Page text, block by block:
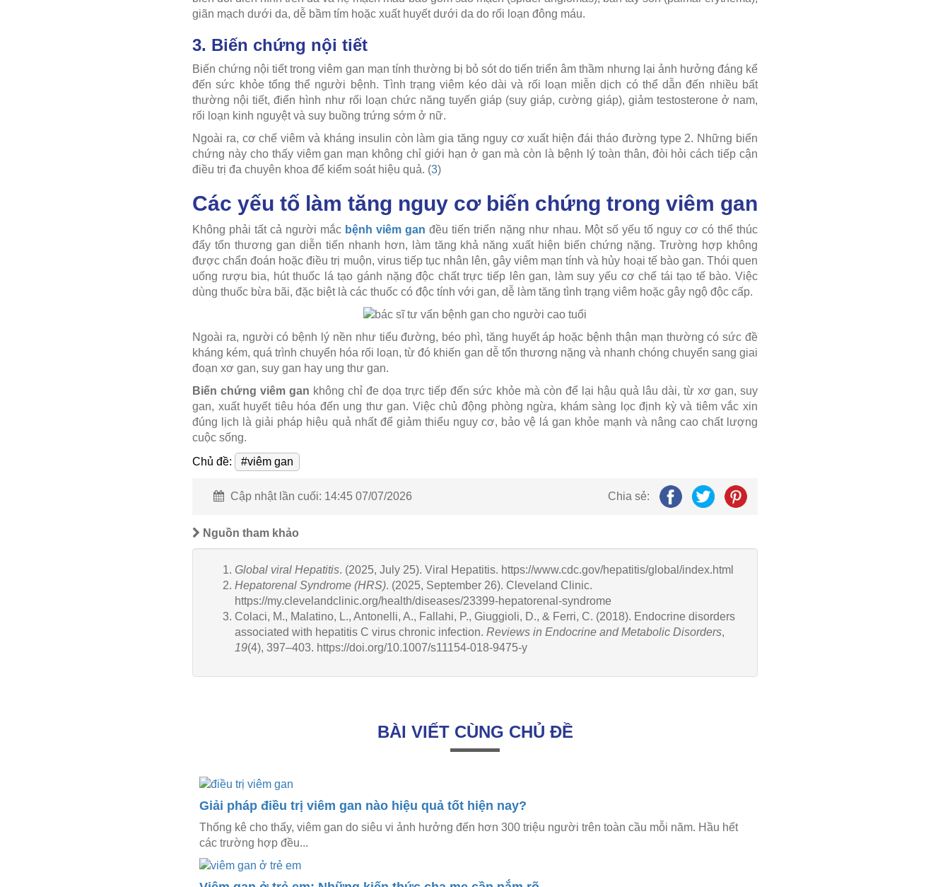
giãn mạch dưới da, dễ bầm tím hoặc xuất huyết dưới da do rối loạn đông máu.
3. Biến chứng nội tiết
Biến chứng nội tiết trong viêm gan mạn tính thường bị bỏ sót do tiến triển âm thầm nhưng lại ảnh hưởng đáng kể
đến sức khỏe tổng thể người bệnh. Tình trạng viêm kéo dài và rối loạn miễn dịch có thể dẫn đến nhiều bất
thường nội tiết, điển hình như rối loạn chức năng tuyến giáp (suy giáp, cường giáp), giảm testosterone ở nam,
rối loạn kinh nguyệt và suy buồng trứng sớm ở nữ.
Ngoài ra, cơ chế viêm và kháng insulin còn làm gia tăng nguy cơ xuất hiện đái tháo đường type 2. Những biến
chứng này cho thấy viêm gan mạn không chỉ giới hạn ở gan mà còn là bệnh lý toàn thân, đòi hỏi cách tiếp cận
điều trị đa chuyên khoa để kiểm soát hiệu quả. (3)
Các yếu tố làm tăng nguy cơ biến chứng trong viêm gan
Không phải tất cả người mắc bệnh viêm gan đều tiến triển nặng như nhau. Một số yếu tố nguy cơ có thể thúc
đẩy tổn thương gan diễn tiến nhanh hơn, làm tăng khả năng xuất hiện biến chứng nặng. Trường hợp không
được chẩn đoán hoặc điều trị muộn, virus tiếp tục nhân lên, gây viêm mạn tính và hủy hoại tế bào gan. Thói quen
uống rượu bia, hút thuốc lá tạo gánh nặng độc chất trực tiếp lên gan, làm suy yếu cơ chế tái tạo tế bào. Việc
dùng thuốc bừa bãi, đặc biệt là các thuốc có độc tính với gan, dễ làm tăng tình trạng viêm hoặc gây ngộ độc cấp.
Ngoài ra, người có bệnh lý nền như tiểu đường, béo phì, tăng huyết áp hoặc bệnh thận mạn thường có sức đề
kháng kém, quá trình chuyển hóa rối loạn, từ đó khiến gan dễ tổn thương nặng và nhanh chóng chuyển sang giai
đoạn xơ gan, suy gan hay ung thư gan.
Biến chứng viêm gan không chỉ đe dọa trực tiếp đến sức khỏe mà còn để lại hậu quả lâu dài, từ xơ gan, suy
gan, xuất huyết tiêu hóa đến ung thư gan. Việc chủ động phòng ngừa, khám sàng lọc định kỳ và tiêm vắc xin
đúng lịch là giải pháp hiệu quả nhất để giảm thiểu nguy cơ, bảo vệ lá gan khỏe mạnh và nâng cao chất lượng
cuộc sống.
Chủ đề:
#viêm gan
Cập nhật lần cuối: 14:45 07/07/2026 Chia sẻ:
Nguồn tham khảo
Global viral Hepatitis. (2025, July 25). Viral Hepatitis. https://www.cdc.gov/hepatitis/global/index.html
Hepatorenal Syndrome (HRS). (2025, September 26). Cleveland Clinic.
https://my.clevelandclinic.org/health/diseases/23399-hepatorenal-syndrome
Colaci, M., Malatino, L., Antonelli, A., Fallahi, P., Giuggioli, D., & Ferri, C. (2018). Endocrine disorders
associated with hepatitis C virus chronic infection. Reviews in Endocrine and Metabolic Disorders,
19(4), 397–403. https://doi.org/10.1007/s11154-018-9475-y
BÀI VIẾT CÙNG CHỦ ĐỀ
Giải pháp điều trị viêm gan nào hiệu quả tốt hiện nay?
Thống kê cho thấy, viêm gan do siêu vi ảnh hưởng đến hơn 300 triệu người trên toàn cầu mỗi năm. Hầu hết
các trường hợp đều...